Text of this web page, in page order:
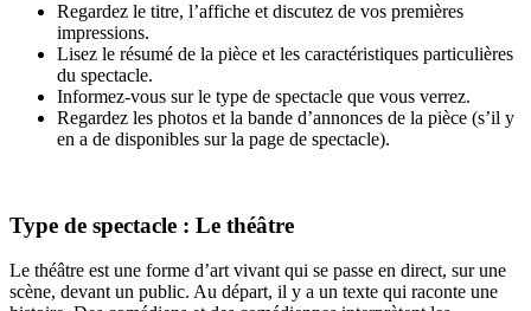
Regardez le titre, l’affiche et discutez de vos premières
impressions.
Lisez le résumé de la pièce et les caractéristiques particulières
du spectacle.
Informez-vous sur le type de spectacle que vous verrez.
Regardez les photos et la bande d’annonces de la pièce (s’il y
en a de disponibles sur la page de spectacle).
Type de spectacle : Le théâtre
Le théâtre est une forme d’art vivant qui se passe en direct, sur une
scène, devant un public. Au départ, il y a un texte qui raconte une